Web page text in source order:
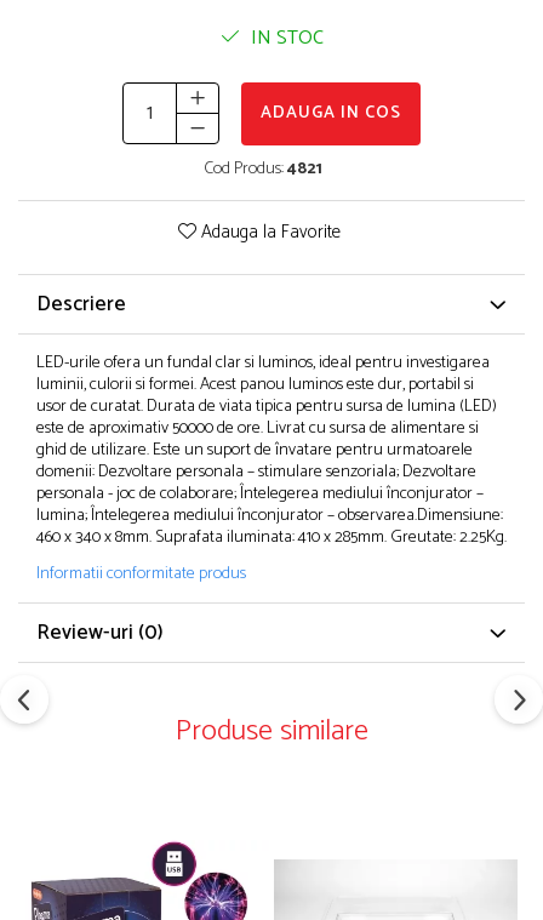
Puzzle-uri stratificate
Stampile si tusiere
Cusut si tricotaj
Suport pentru decor
Pictura pe numere
Sarma plusata
Seturi de creatie
Tablouri diamonds
Jocuri logice pentru copii
Jocuri matematice
Jocuri pentru stimularea senzoriala
Stimulare olfactiva si gustativa
Stimulare tactila
Stimulare vizuala
Seturi si jocuri magnetice
IN STOC
ADAUGA IN COS
Cod Produs:4821
Adauga la Favorite
Descriere
LED-urile ofera un fundal clar si luminos, ideal pentru investigarea
luminii, culorii si formei. Acest panou luminos este dur, portabil si
usor de curatat. Durata de viata tipica pentru sursa de lumina (LED)
este de aproximativ 50000 de ore. Livrat cu sursa de alimentare si
ghid de utilizare. Este un suport de învatare pentru urmatoarele
domenii: Dezvoltare personala – stimulare senzoriala; Dezvoltare
personala - joc de colaborare; Întelegerea mediului înconjurator –
lumina; Întelegerea mediului înconjurator – observarea.Dimensiune:
460 x 340 x 8mm. Suprafata iluminata: 410 x 285mm. Greutate: 2.25Kg.
Informatii conformitate produs
Review-uri (0)
Produse similare